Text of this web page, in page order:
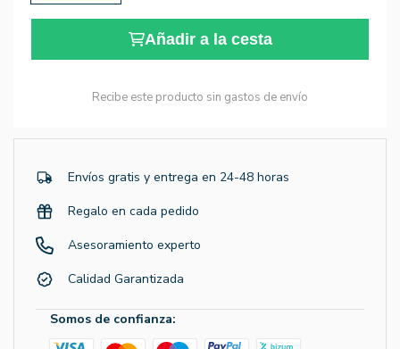
Añadir a la cesta
Recibe este producto sin gastos de envío
Envíos gratis y entrega en 24-48 horas
Regalo en cada pedido
Asesoramiento experto
Calidad Garantizada
Somos de confianza: